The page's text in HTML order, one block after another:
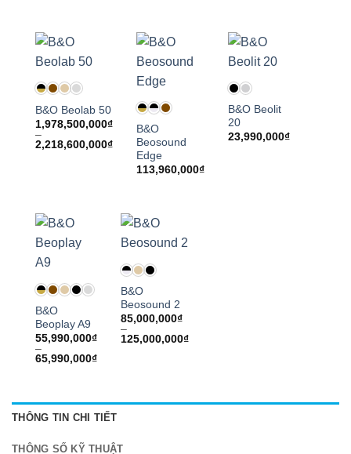
98,480,000₫
B&O Beolab 50
1,978,500,000₫
–
2,218,600,000₫Khoảng
1,978,500,000₫
B&O
Beosound
Edge
113,960,000₫
B&O Beolit
20
23,990,000₫
B&O
Beoplay A9
55,990,000₫
–
65,990,000₫Khoảng
65,990,000₫
B&O
Beosound 2
85,000,000₫
–
125,000,000₫Khoảng
THÔNG TIN CHI TIẾT
THÔNG SỐ KỸ THUẬT